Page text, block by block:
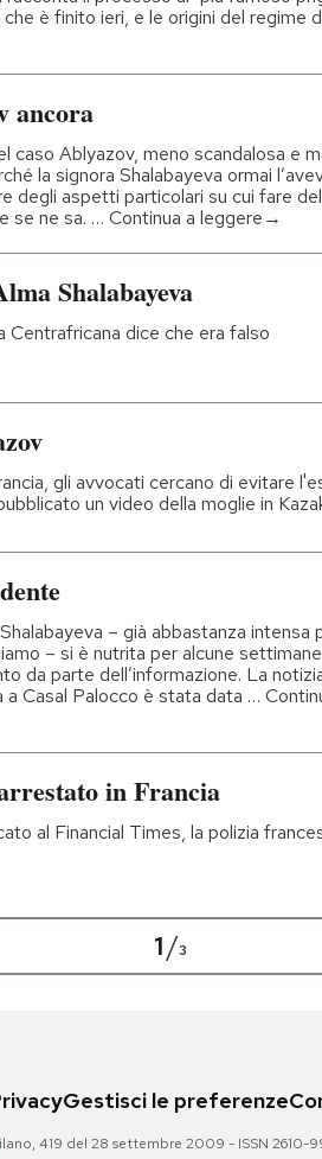
è finito ieri, e le origini del regime
ancora
caso Ablyazov, meno scandalosa e
la signora Shalabayeva ormai
degli aspetti particolari su cui fare
se ne sa. … Continua a leggere→
Shalabayeva
Centrafricana dice che era falso
gli avvocati cercano di evitare
un video della moglie in
– già abbastanza intensa
– si è nutrita per alcune
da parte dell’informazione. La
a Casal Palocco è stata data …
in Francia
al Financial Times, la polizia
1/3
Gestisci le preferenze
419 del 28 settembre 2009 - ISSN 2610-